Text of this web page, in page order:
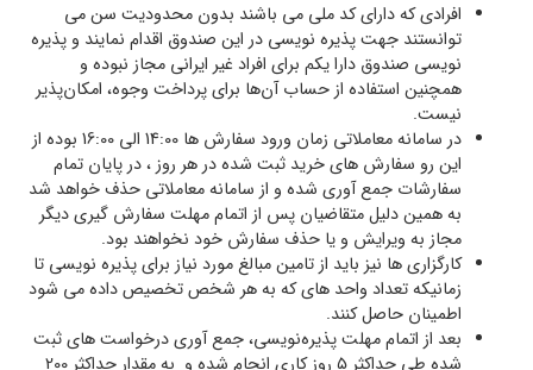
افرادی که دارای کد ملی می باشند بدون محدودیت سن می
توانستند جهت پذیره نویسی در این صندوق اقدام نمایند و پذیره
نویسی صندوق دارا یکم برای افراد غیر ایرانی مجاز نبوده و
همچنین استفاده از حساب آن‌ها برای پرداخت وجوه، امکان‌پذیر
نیست.
در سامانه معاملاتی زمان ورود سفارش ها 14:00 الی 16:00 بوده از
این رو سفارش های خرید ثبت شده در هر روز ، در پایان تمام
سفارشات جمع آوری شده و از سامانه معاملاتی حذف خواهد شد
به همین دلیل متقاضیان پس از اتمام مهلت سفارش گیری دیگر
مجاز به ویرایش و یا حذف سفارش خود نخواهند بود.
کارگزاری ها نیز باید از تامین مبالغ مورد نیاز برای پذیره نویسی تا
زمانیکه تعداد واحد های که به هر شخص تخصیص داده می شود
اطمینان حاصل کنند.
بعد از اتمام مهلت پذیره‌نویسی، جمع آوری درخواست های ثبت